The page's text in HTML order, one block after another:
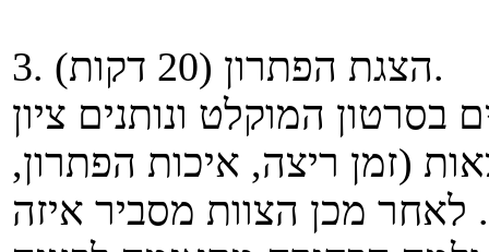
3. הצגת הפתרון (20 דקות).
המוקלט ונותנים ציון
(זמן ריצה, איכות הפתרון,
לאחר מכן הצוות מסביר איזה